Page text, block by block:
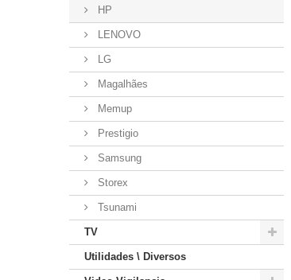
HP
LENOVO
LG
Magalhães
Memup
Prestigio
Samsung
Storex
Tsunami
TV
Utilidades \ Diversos